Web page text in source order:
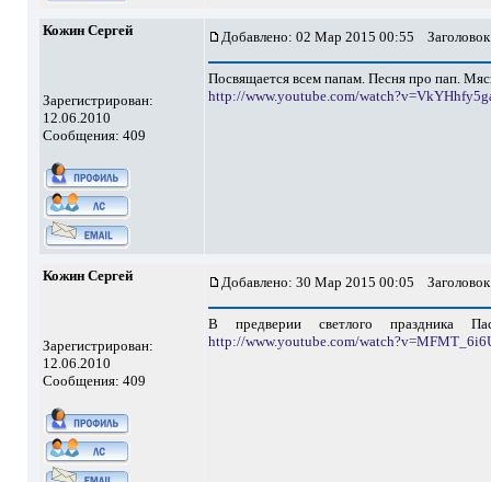
Кожин Сергей
Зарегистрирован:
12.06.2010
Сообщения: 409
Добавлено: 02 Мар 2015 00:55
Посвящается всем папам. Песня про пап.
http://www.youtube.com/
Кожин Сергей
Зарегистрирован:
12.06.2010
Сообщения: 409
Добавлено: 30 Мар 2015 00:05
В предверии светлого праздника
http://www.youtube.com/